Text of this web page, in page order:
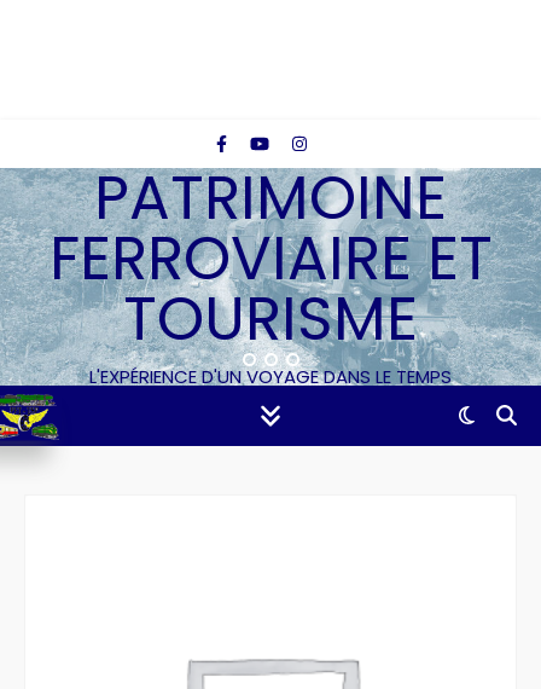
PATRIMOINE
FERROVIAIRE ET
TOURISME
L'EXPÉRIENCE D'UN VOYAGE DANS LE TEMPS